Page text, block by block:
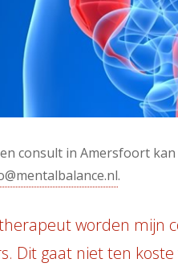
consult in Amersfoort
.
worden mijn
Dit gaat niet ten